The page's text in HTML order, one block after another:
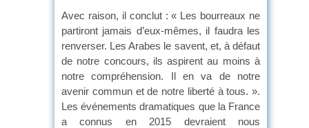
Avec raison, il conclut : « Les bourreaux ne
partiront jamais d’eux-mêmes, il faudra les
renverser. Les Arabes le savent, et, à défaut
de notre concours, ils aspirent au moins à
notre compréhension. Il en va de notre
avenir commun et de notre liberté à tous. ».
Les événements dramatiques que la France
a connus en 2015 devraient nous